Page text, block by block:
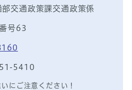
交通政策課交通政策係
号63
5410
にご注意ください！